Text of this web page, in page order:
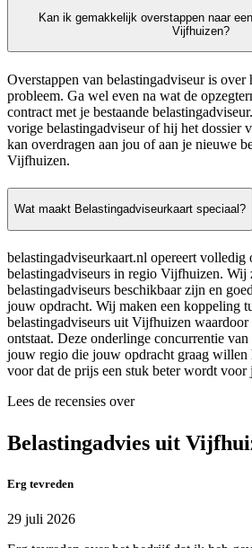
Kan ik gemakkelijk overstappen naar
Vijfhuizen?
Overstappen van belastingadviseur is over
probleem. Ga wel even na wat de
contract met je bestaande
vorige belastingadviseur of hij het dossier
kan overdragen aan jou of aan je nieuwe
Vijfhuizen.
Wat maakt Belastingadviseurkaart speciaal?
belastingadviseurkaart.nl opereert
belastingadviseurs in regio Vijfhuizen. Wij
belastingadviseurs beschikbaar zijn en
jouw opdracht. Wij maken een koppeling
belastingadviseurs uit Vijfhuizen
ontstaat. Deze onderlinge concurrentie
jouw regio die jouw opdracht graag willen
voor dat de prijs een stuk beter wordt voor
Lees de recensies over
Belastingadvies uit
Erg tevreden
29 juli 2026